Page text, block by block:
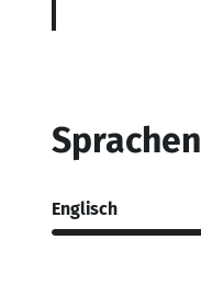
Sprachen
Englisch